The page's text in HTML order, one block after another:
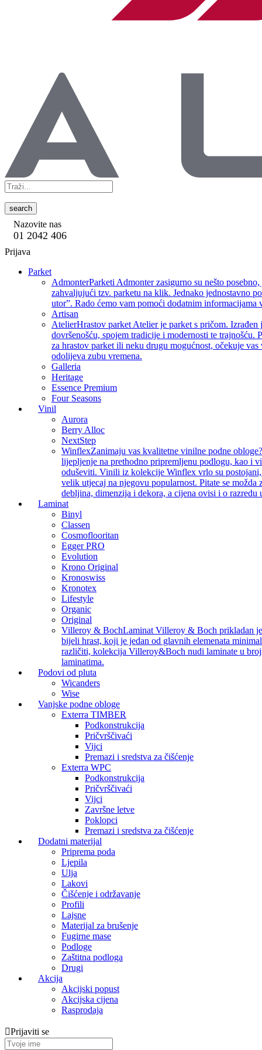
search
Nazovite nas
01 2042 406
Prijava
Parket
AdmonterParketi Admonter zasigurno su nešto
zahvaljujući tzv. parketu na klik. Jednako jednostavno
utor”. Rado ćemo vam pomoći dodatnim informacijama
Artisan
AtelierHrastov parket Atelier je parket s pričom.
dovršenošću, spojem tradicije i modernosti te
za hrastov parket ili neku drugu mogućnost, očekuje
odolijeva zubu vremena.
Galleria
Heritage
Essence Premium
Four Seasons
Vinil
Aurora
Berry Alloc
NextStep
WinflexZanimaju vas kvalitetne vinilne podne
lijepljenje na prethodno pripremljenu podlogu, kao i
oduševiti. Vinili iz kolekcije Winflex vrlo su postojani,
velik utjecaj na njegovu popularnost. Pitate se
debljina, dimenzija i dekora, a cijena ovisi i o razredu
Laminat
Binyl
Classen
Cosmoflooritan
Egger PRO
Evolution
Krono Original
Kronoswiss
Kronotex
Lifestyle
Organic
Original
Villeroy & BochLaminat Villeroy & Boch prikladan
bijeli hrast, koji je jedan od glavnih elemenata
različiti, kolekcija Villeroy&Boch nudi laminate u
laminatima.
Podovi od pluta
Wicanders
Wise
Vanjske podne obloge
Exterra TIMBER
Podkonstrukcija
Pričvrščivaći
Vijci
Premazi i sredstva za čišćenje
Exterra WPC
Podkonstrukcija
Pričvrščivaći
Vijci
Završne letve
Poklopci
Premazi i sredstva za čišćenje
Dodatni materijal
Priprema poda
Ljepila
Ulja
Lakovi
Čišćenje i održavanje
Profili
Lajsne
Materijal za brušenje
Fugirne mase
Podloge
Zaštitna podloga
Drugi
Akcija
Akcijski popust
Akcijska cijena
Rasprodaja
Prijaviti se